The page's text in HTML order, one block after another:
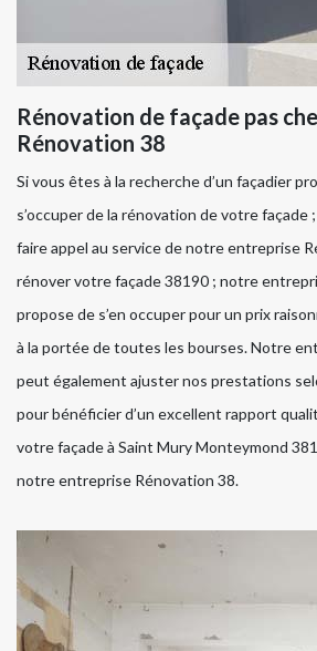
Rénovation de façade pas
Rénovation 38
Si vous êtes à la recherche d’un façadier
s’occuper de la rénovation de votre façade
faire appel au service de notre entreprise
rénover votre façade 38190 ; notre
propose de s’en occuper pour un prix
à la portée de toutes les bourses. Notre
peut également ajuster nos prestations
pour bénéficier d’un excellent rapport
votre façade à Saint Mury Monteymond
notre entreprise Rénovation 38.